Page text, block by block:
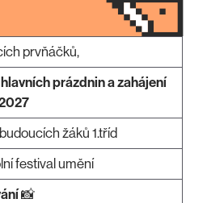
prvňáčků,
prázdnin a zahájení
žáků 1.tříd
festival umění
📸